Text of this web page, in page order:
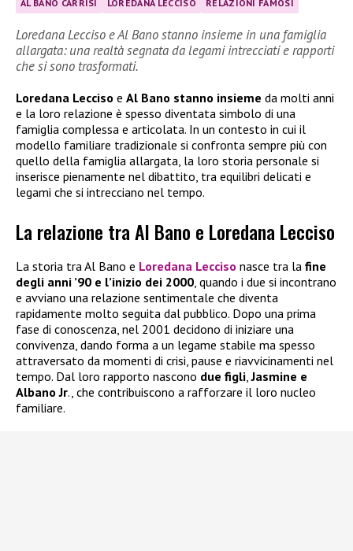
AL BANO CARRISI LOREDANA LECCISO RELAZIONI FAMOSI
Loredana Lecciso e Al Bano stanno insieme in una famiglia
allargata: una realtà segnata da legami intrecciati e rapporti
che si sono trasformati.
Loredana Lecciso e Al Bano stanno insieme da molti anni
e la loro relazione è spesso diventata simbolo di una
famiglia complessa e articolata. In un contesto in cui il
modello familiare tradizionale si confronta sempre più con
quello della famiglia allargata, la loro storia personale si
inserisce pienamente nel dibattito, tra equilibri delicati e
legami che si intrecciano nel tempo.
La relazione tra Al Bano e Loredana Lecciso
La storia tra Al Bano e Loredana Lecciso nasce tra la fine
degli anni ’90 e l’inizio dei 2000 , quando i due si incontrano
e avviano una relazione sentimentale che diventa
rapidamente molto seguita dal pubblico. Dopo una prima
fase di conoscenza, nel 2001 decidono di iniziare una
convivenza, dando forma a un legame stabile ma spesso
attraversato da momenti di crisi, pause e riavvicinamenti nel
tempo. Dal loro rapporto nascono due figli ,Jasmine e
Albano Jr., che contribuiscono a rafforzare il loro nucleo
familiare.